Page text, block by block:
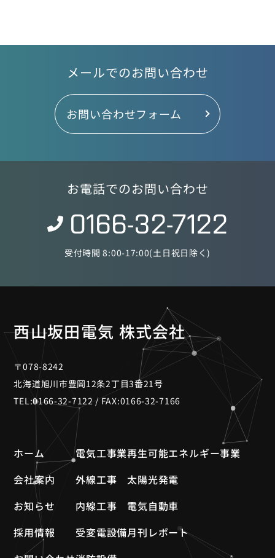
メールでのお問い合わせ
お問い合わせフォーム
お電話でのお問い合わせ
0166-32-7122
受付時間 8:00-17:00(土日祝日除く)
西山坂田電気 株式会社
〒078-8242
北海道旭川市豊岡12条2丁目3番21号
TEL:0166-32-7122 / FAX:0166-32-7166
ホーム
会社案内
お知らせ
採用情報
電気工事業
外線工事
内線工事
受変電設備
再生可能エネルギー事業
太陽光発電
電気自動車
月刊レポート